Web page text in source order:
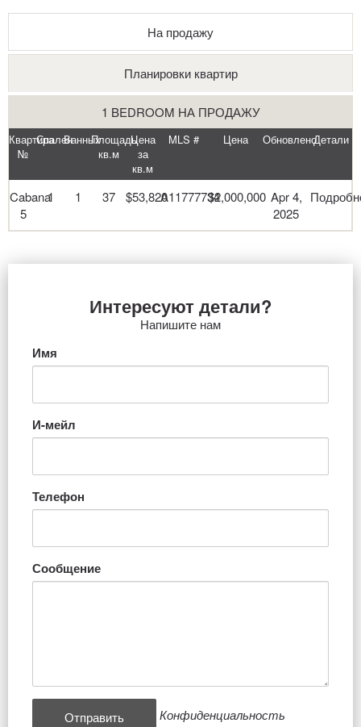
На продажу
Планировки квартир
1 BEDROOM НА ПРОДАЖУ
Квартира
№
СпаленВанныхПлощадь
кв.м
Цена
за
кв.м
MLS # Цена ОбновленоДетали
Cabana
5
1 1 37 $53,820A11777734$2,000,000 Apr 4,
2025
Интересуют детали?
Напишите нам
Имя
И-мейл
Телефон
Сообщение
Конфиденциальность